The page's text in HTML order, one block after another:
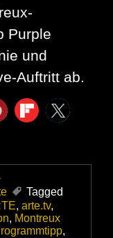
Purple
und
Auftritt ab.
Tagged
, arte.tv,
, Montreux
,